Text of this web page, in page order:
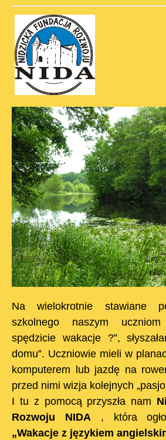
Na wielokrotnie stawiane
szkolnego naszym
spędzicie wakacje ?”,
domu”. Uczniowie mieli w
komputerem lub jazdę na
przed nimi wizja kolejnych
I tu z pomocą przyszła nam
Rozwoju NIDA , która
„Wakacje z językiem